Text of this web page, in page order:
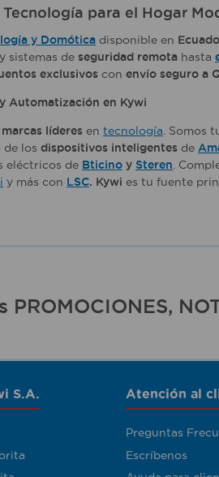
Tecnología para el Hogar
y Domótica disponible en
y sistemas de seguridad remota hasta
exclusivos con envío seguro a
Automatización en Kywi
marcas líderes en tecnología . Somos
de los dispositivos inteligentes de
eléctricos de Bticino y Steren .
y más con LSC. Kywi es tu fuente
S.A. Atención al
Preguntas
Escríbenos